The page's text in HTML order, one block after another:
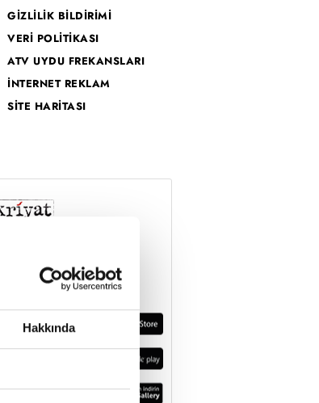
Hakkında
GİZLİLİK BİLDİRİMİ
VERİ POLİTİKASI
ATV UYDU FREKANSLARI
İNTERNET REKLAM
SİTE HARİTASI